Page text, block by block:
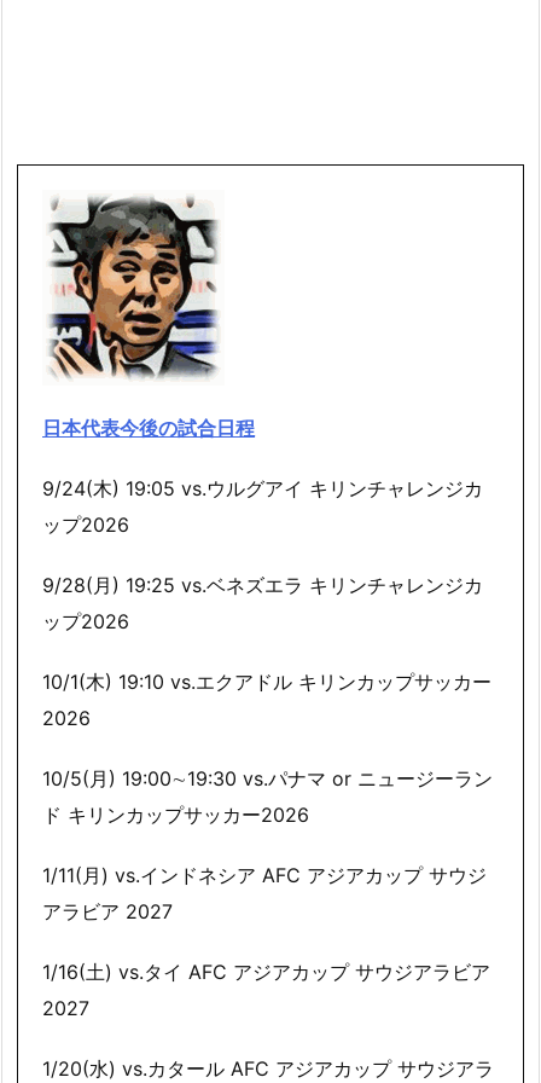
日本代表今後の試合日程
9/24(木) 19:05 vs.ウルグアイ キリンチャレンジカ
ップ2026
9/28(月) 19:25 vs.ベネズエラ キリンチャレンジカ
ップ2026
10/1(木) 19:10 vs.エクアドル キリンカップサッカー
2026
10/5(月) 19:00∼19:30 vs.パナマ or ニュージーラン
ド キリンカップサッカー2026
1/11(月) vs.インドネシア AFC アジアカップ サウジ
アラビア 2027
1/16(土) vs.タイ AFC アジアカップ サウジアラビア
2027
1/20(水) vs.カタール AFC アジアカップ サウジアラ